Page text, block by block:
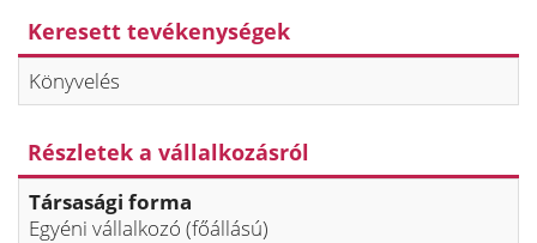
Keresett tevékenységek
Könyvelés
Részletek a vállalkozásról
Társasági forma
Egyéni vállalkozó (főállású)